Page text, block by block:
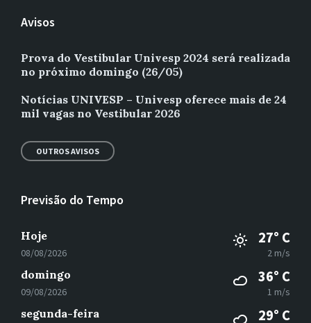
Avisos
Prova do Vestibular Univesp 2024 será realizada
no próximo domingo (26/05)
Notícias UNIVESP – Univesp oferece mais de 24
mil vagas no Vestibular 2026
OUTROS AVISOS
Previsão do Tempo
Hoje
08/08/2026
27° C
2 m/s
domingo
09/08/2026
36° C
1 m/s
segunda-feira 29° C